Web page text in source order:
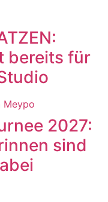
bereits für
2027:
sind